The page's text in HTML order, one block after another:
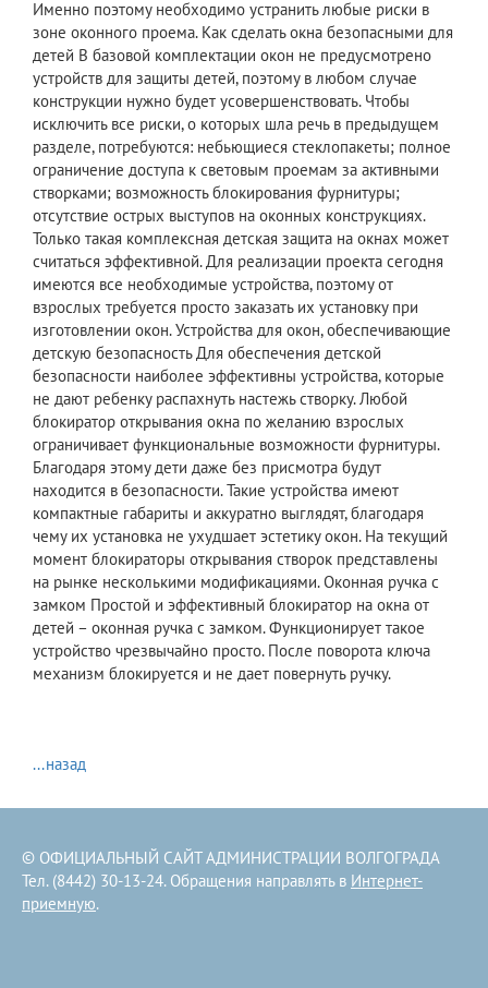
Именно поэтому необходимо устранить любые риски в
зоне оконного проема. Как сделать окна безопасными для
детей В базовой комплектации окон не предусмотрено
устройств для защиты детей, поэтому в любом случае
конструкции нужно будет усовершенствовать. Чтобы
исключить все риски, о которых шла речь в предыдущем
разделе, потребуются: небьющиеся стеклопакеты; полное
ограничение доступа к световым проемам за активными
створками; возможность блокирования фурнитуры;
отсутствие острых выступов на оконных конструкциях.
Только такая комплексная детская защита на окнах может
считаться эффективной. Для реализации проекта сегодня
имеются все необходимые устройства, поэтому от
взрослых требуется просто заказать их установку при
изготовлении окон. Устройства для окон, обеспечивающие
детскую безопасность Для обеспечения детской
безопасности наиболее эффективны устройства, которые
не дают ребенку распахнуть настежь створку. Любой
блокиратор открывания окна по желанию взрослых
ограничивает функциональные возможности фурнитуры.
Благодаря этому дети даже без присмотра будут
находится в безопасности. Такие устройства имеют
компактные габариты и аккуратно выглядят, благодаря
чему их установка не ухудшает эстетику окон. На текущий
момент блокираторы открывания створок представлены
на рынке несколькими модификациями. Оконная ручка с
замком Простой и эффективный блокиратор на окна от
детей – оконная ручка с замком. Функционирует такое
устройство чрезвычайно просто. После поворота ключа
механизм блокируется и не дает повернуть ручку.
...назад
© ОФИЦИАЛЬНЫЙ САЙТ АДМИНИСТРАЦИИ ВОЛГОГРАДА
Тел. (8442) 30-13-24. Обращения направлять в Интернет-
приемную.